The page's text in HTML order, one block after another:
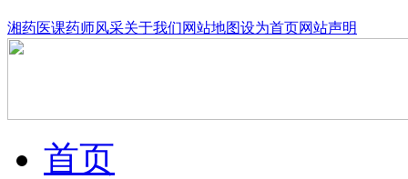
湘药医课药师风采关于我们网站地图设为首页网站声明
首页